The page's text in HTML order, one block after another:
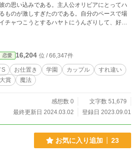
の思い込みである。主人公オリビアにとってハ
ものが激しすぎたのである。自分のペースで場
チャつこうとするハヤトにうんざりして、好き
なくしてしまうオリビア。 そんなある日、
才魔女は優しくて意地悪
魔法使いに翻弄される」の続編。
恋愛 16,204 位 / 66,347件
S お仕置き 学園 カップル
すれ違い
賞 魔法
感想数 0
文字数 51,679
最終更新日 2024.03.02
登録日 2023.09.01
お気に入り追加 23